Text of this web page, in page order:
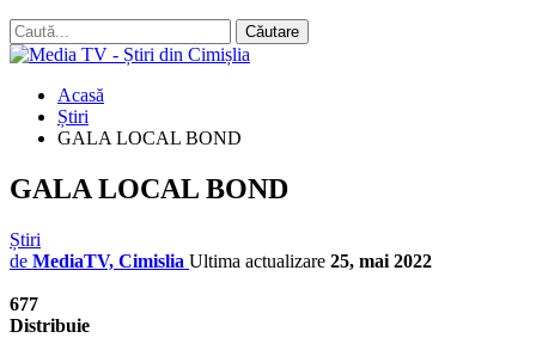
Acasă
Știri
GALA LOCAL BOND
GALA LOCAL BOND
Știri
de MediaTV, Cimislia Ultima actualizare 25, mai 2022
677
Distribuie